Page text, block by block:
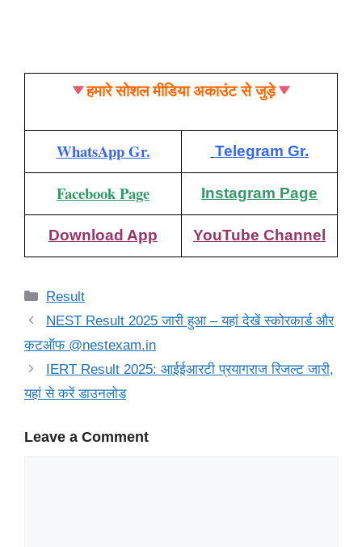
हमारे सोशल मीडिया अकाउंट से जुड़े
WhatsApp Gr. Telegram Gr.
Facebook Page Instagram Page
Download App YouTube Channel
Categories
Result
NEST Result 2025 जारी हुआ – यहां देखें स्कोरकार्ड और
कटऑफ @nestexam.in
IERT Result 2025: आईईआरटी प्रयागराज रिजल्ट जारी,
यहां से करें डाउनलोड
Leave a Comment